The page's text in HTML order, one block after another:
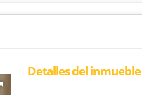
Detalles del inmueble